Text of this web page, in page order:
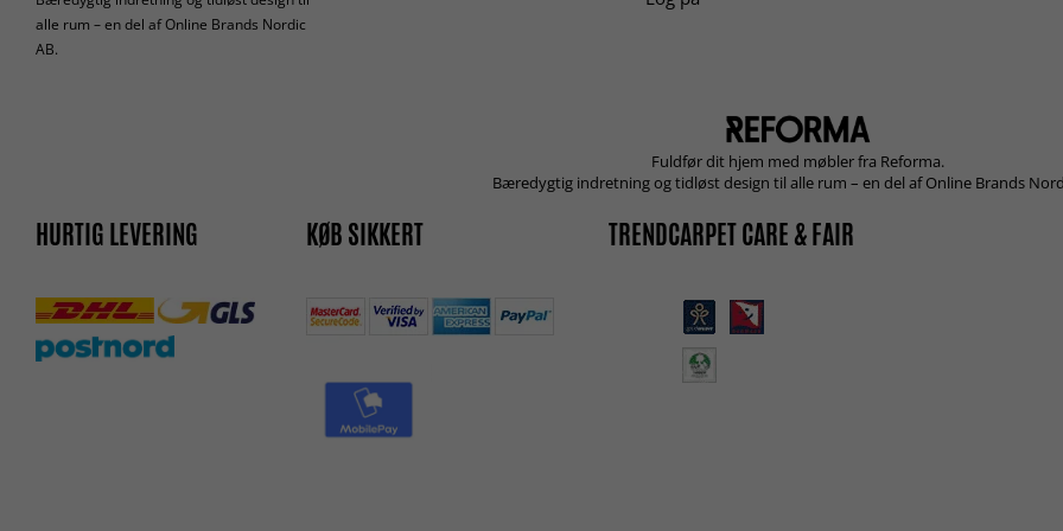
alle rum – en del af Online Brands Nordic
AB.
Fuldfør dit hjem med møbler fra Reforma.
Bæredygtig indretning og tidløst design til alle rum – en del af Online Brands
HURTIG LEVERING KØB SIKKERT TRENDCARPET CARE & FAIR